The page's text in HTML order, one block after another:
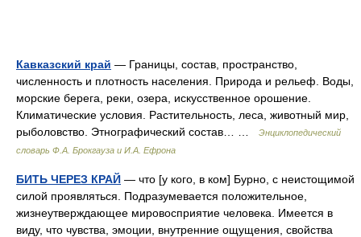
Кавказский край — Границы, состав, пространство,
численность и плотность населения. Природа и рельеф. Воды,
морские берега, реки, озера, искусственное орошение.
Климатические условия. Растительность, леса, животный мир,
рыболовство. Этнографический состав… …
Энциклопедический
словарь Ф.А. Брокгауза и И.А. Ефрона
БИТЬ ЧЕРЕЗ КРАЙ — что [у кого, в ком] Бурно, с неистощимой
силой проявляться. Подразумевается положительное,
жизнеутверждающее мировосприятие человека. Имеется в
виду, что чувства, эмоции, внутренние ощущения, свойства